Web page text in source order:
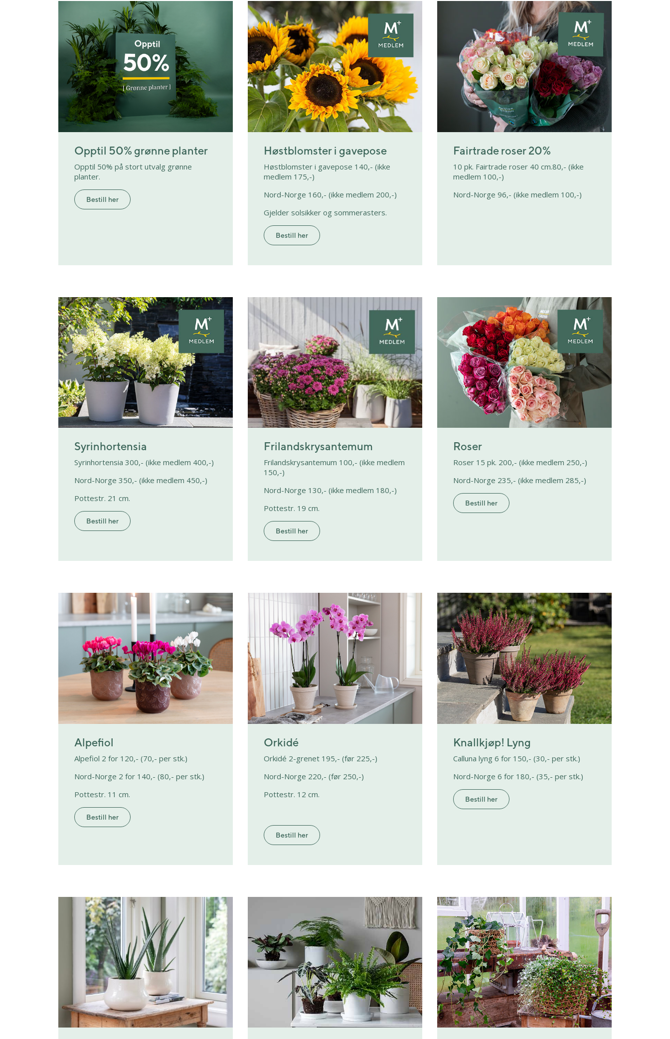
Begravelsesblomster
Gravlys og kranser
Grønne planter
Opptil 50% grønne planter
Opptil 50% på stort utvalg grønne
planter.
Bestill her
Høstblomster i gavepose
Høstblomster i gavepose 140,- (ikke
medlem 175,-)
Nord-Norge 160,- (ikke medlem 200,-)
Gjelder solsikker og sommerasters.
Bestill her
Fairtrade roser 20%
10 pk. Fairtrade roser 40 cm.80,- (ikke
medlem 100,-)
Nord-Norge 96,- (ikke medlem 100,-)
Syrinhortensia
Syrinhortensia 300,- (ikke medlem 400,-)
Nord-Norge 350,- (ikke medlem 450,-)
Pottestr. 21 cm.
Bestill her
Frilandskrysantemum
Frilandskrysantemum 100,- (ikke medlem
150,-)
Nord-Norge 130,- (ikke medlem 180,-)
Pottestr. 19 cm.
Bestill her
Roser
Roser 15 pk. 200,- (ikke medlem 250,-)
Nord-Norge 235,- (ikke medlem 285,-)
Bestill her
Alpefiol
Alpefiol 2 for 120,- (70,- per stk.)
Nord-Norge 2 for 140,- (80,- per stk.)
Pottestr. 11 cm.
Bestill her
Orkidé
Orkidé 2-grenet 195,- (før 225,-)
Nord-Norge 220,- (før 250,-)
Pottestr. 12 cm.
Bestill her
Knallkjøp! Lyng
Calluna lyng 6 for 150,- (30,- per stk.)
Nord-Norge 6 for 180,- (35,- per stk.)
Bestill her